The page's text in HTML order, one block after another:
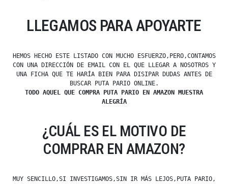
LLEGAMOS PARA APOYARTE
HEMOS HECHO ESTE LISTADO CON MUCHO ESFUERZO,PERO,CONTAMOS
CON UNA DIRECCIÓN DE EMAIL CON EL QUE LLEGAR A NOSOTROS Y
UNA FICHA QUE TE HARÍA BIEN PARA DISIPAR DUDAS ANTES DE
BUSCAR PUTA PARIO ONLINE.
TODO AQUEL QUE COMPRA PUTA PARIO EN AMAZON MUESTRA
ALEGRÍA
¿CUÁL ES EL MOTIVO DE
COMPRAR EN AMAZON?
MUY SENCILLO,SI INVESTIGAMOS,SIN IR MÁS LEJOS,PUTA PARIO,